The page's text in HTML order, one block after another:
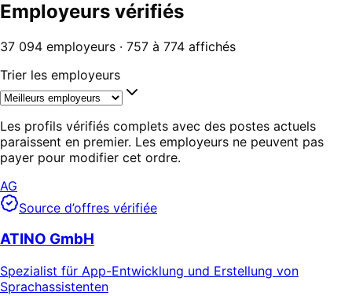
Employeurs vérifiés
37 094 employeurs · 757 à 774 affichés
Trier les employeurs
Les profils vérifiés complets avec des postes actuels
paraissent en premier. Les employeurs ne peuvent pas
payer pour modifier cet ordre.
AG
Source d’offres vérifiée
ATINO GmbH
Spezialist für App-Entwicklung und Erstellung von
Sprachassistenten